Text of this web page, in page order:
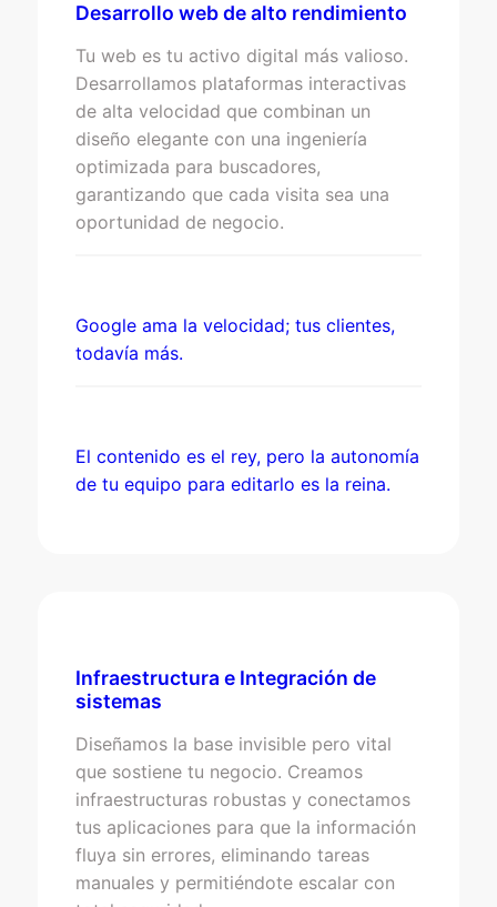
Desarrollo web de alto rendimiento
Tu web es tu activo digital más valioso.
Desarrollamos plataformas interactivas
de alta velocidad que combinan un
diseño elegante con una ingeniería
optimizada para buscadores,
garantizando que cada visita sea una
oportunidad de negocio.
Google ama la velocidad; tus clientes,
todavía más.
El contenido es el rey, pero la autonomía
de tu equipo para editarlo es la reina.
Infraestructura e Integración de
sistemas
Diseñamos la base invisible pero vital
que sostiene tu negocio. Creamos
infraestructuras robustas y conectamos
tus aplicaciones para que la información
fluya sin errores, eliminando tareas
manuales y permitiéndote escalar con